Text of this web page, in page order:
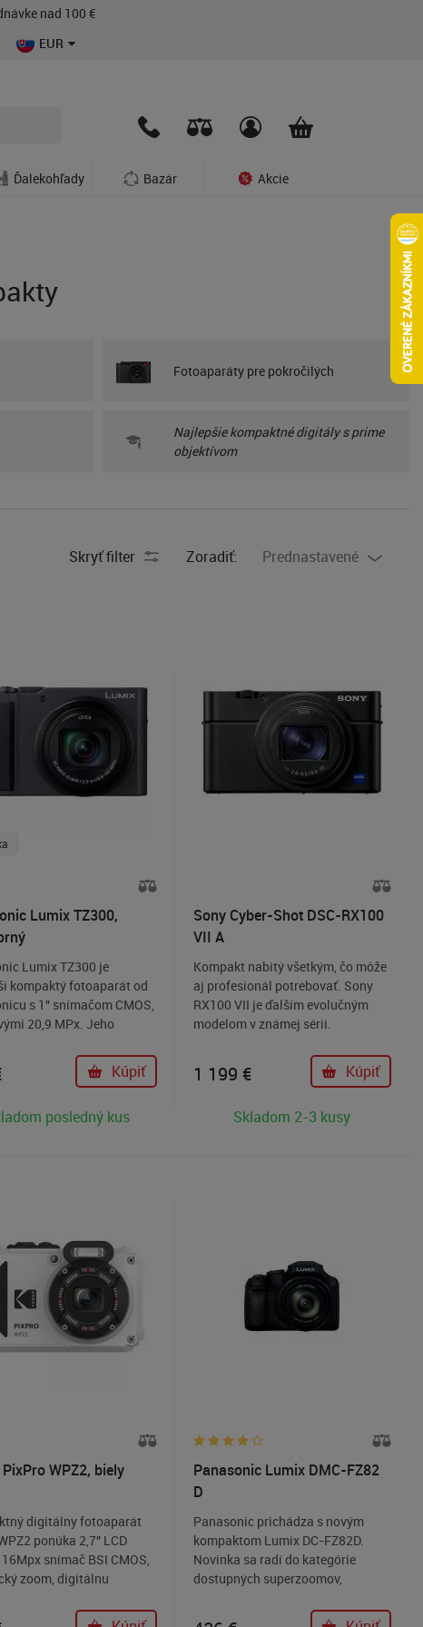
nad 100 €
EUR
Ďalekohľady Bazár Akcie
Fotoaparáty pre pokročilých
Najlepšie kompaktné digitály s prime
objektívom
Skryť filter Zoradiť: Prednastavené
Lumix TZ300,
Lumix TZ300 je
kompaktý fotoaparát od
s 1" snímačom CMOS,
20,9 MPx. Jeho
ohniskový rozsah 24 –
čo umožňuje zachytiť
objekty s presnosťou.
Kúpiť
posledný kus
Sony Cyber-Shot DSC-RX100
VII A
Kompakt nabitý všetkým, čo môže
aj profesionál potrebovať. Sony
RX100 VII je ďalším evolučným
modelom v známej sérii.
Tessar 24 - 200mms o
svetelnosťou f / 2,8 - 4,5 je novo
aj zvieratá, rovnaké ako u
selfie módu. Ak nechcete používať
displej, je k dispozícii elektronický
hľadáčik s rozlíšením 2,36M
1 199 € Kúpiť
Skladom 2-3 kusy
WPZ2, biely
digitálny fotoaparát
ponúka 2,7" LCD
snímač BSI CMOS,
zoom, digitálnu
odolnosť voči
Panasonic Lumix DMC-FZ82
D
Panasonic prichádza s novým
kompaktom Lumix DC-FZ82D.
Novinka sa radí do kategórie
dostupných superzoomov,
funkcií. Nechýba napríklad USB-C